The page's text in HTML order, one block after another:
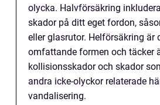
olycka. Halvförsäkring
skador på ditt eget fordon,
eller glasrutor. Helförsäkring är
omfattande formen och täcker
kollisionsskador och skador
andra icke-olyckor relaterade
vandalisering.